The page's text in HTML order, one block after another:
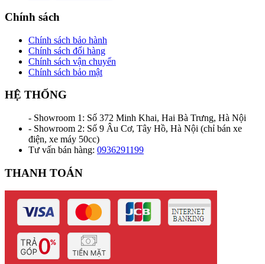
Chính sách
Chính sách bảo hành
Chính sách đổi hàng
Chính sách vận chuyển
Chính sách bảo mật
HỆ THỐNG
- Showroom 1: Số 372 Minh Khai, Hai Bà Trưng, Hà Nội
- Showroom 2: Số 9 Âu Cơ, Tây Hồ, Hà Nội (chỉ bán xe
điện, xe máy 50cc)
Tư vấn bán hàng: 0936291199
THANH TOÁN